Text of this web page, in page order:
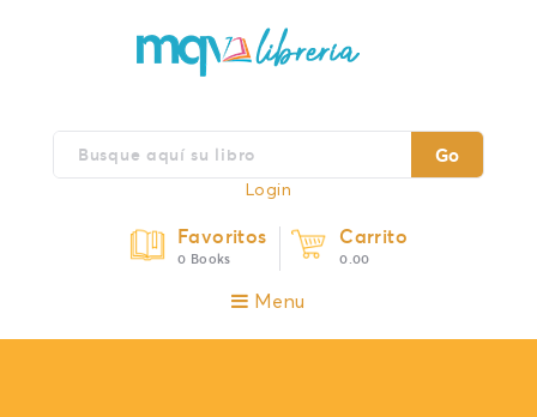
Go
Login
Favoritos
0 Books
Carrito
0.00
Menu